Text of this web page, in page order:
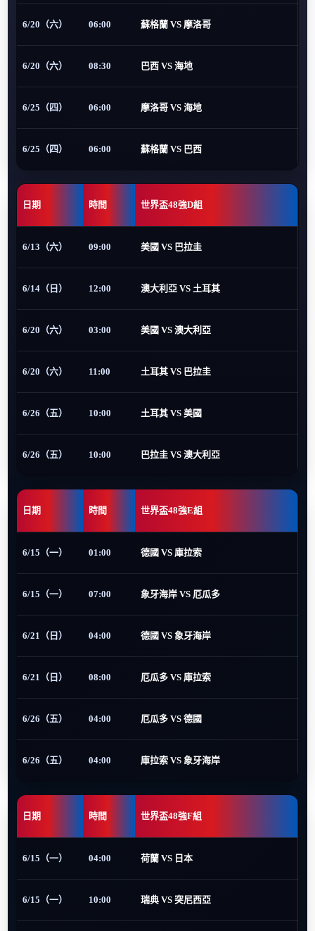
6/20（六） 06:00 蘇格蘭 VS 摩洛哥
6/20（六） 08:30 巴西 VS 海地
6/25（四） 06:00 摩洛哥 VS 海地
6/25（四） 06:00 蘇格蘭 VS 巴西
日期 時間 世界盃48強D組
6/13（六） 09:00 美國 VS 巴拉圭
6/14（日） 12:00 澳大利亞 VS 土耳其
6/20（六） 03:00 美國 VS 澳大利亞
6/20（六） 11:00 土耳其 VS 巴拉圭
6/26（五） 10:00 土耳其 VS 美國
6/26（五） 10:00 巴拉圭 VS 澳大利亞
日期 時間 世界盃48強E組
6/15（一） 01:00 德國 VS 庫拉索
6/15（一） 07:00 象牙海岸 VS 厄瓜多
6/21（日） 04:00 德國 VS 象牙海岸
6/21（日） 08:00 厄瓜多 VS 庫拉索
6/26（五） 04:00 厄瓜多 VS 德國
6/26（五） 04:00 庫拉索 VS 象牙海岸
日期 時間 世界盃48強F組
6/15（一） 04:00 荷蘭 VS 日本
6/15（一） 10:00 瑞典 VS 突尼西亞